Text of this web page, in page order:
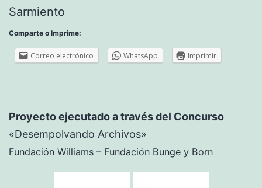
Sarmiento
Comparte o Imprime:
Correo electrónico WhatsApp Imprimir
Proyecto ejecutado a través del Concurso
«Desempolvando Archivos»
Fundación Williams – Fundación Bunge y Born